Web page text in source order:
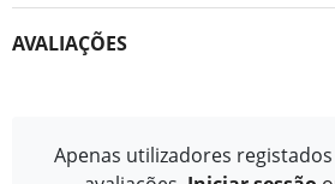
AVALIAÇÕES
Apenas utilizadores